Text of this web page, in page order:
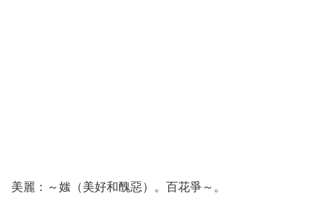
美麗：～媸（美好和醜惡）。百花爭～。